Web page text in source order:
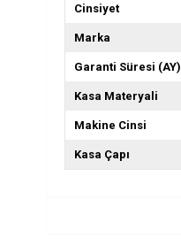
Cinsiyet
Marka
Garanti Süresi (AY)
Kasa Materyali
Makine Cinsi
Kasa Çapı